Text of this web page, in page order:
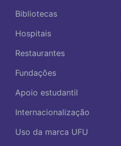
Bibliotecas
Hospitais
Restaurantes
Fundações
Apoio estudantil
Internacionalização
Uso da marca UFU